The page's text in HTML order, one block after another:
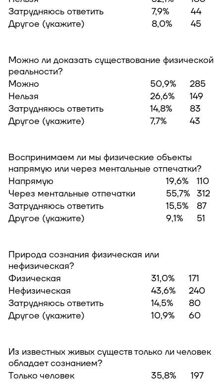
Затрудняюсь ответить
7,9%
44
Другое (укажите)
8,0% 45
Можно ли доказать существование физической
реальности?
Можно
50,9%
285
Нельзя
26,6%
149
Затрудняюсь ответить
14,8%
83
Другое (укажите)
7,7% 43
Воспринимаем ли мы физические объекты
напрямую или через ментальные отпечатки?
Напрямую
19,6%
110
Через ментальные отпечатки
55,7%
312
Затрудняюсь ответить
15,5%
87
Другое (укажите)
9,1% 51
Природа сознания физическая или
нефизическая?
Физическая
31,0%
171
Нефизическая
43,6%
240
Затрудняюсь ответить
14,5%
80
Другое (укажите)
10,9% 60
Из известных живых существ только ли человек
обладает сознанием?
Только человек
35,8%
197